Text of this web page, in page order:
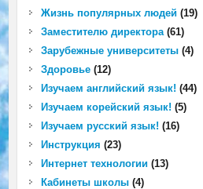
Жизнь популярных людей(19)
Заместителю директора(61)
Зарубежные университеты(4)
Здоровье(12)
Изучаем английский язык! (44)
Изучаем корейский язык! (5)
Изучаем русский язык! (16)
Инструкция (23)
Интернет технологии(13)
Кабинеты школы(4)